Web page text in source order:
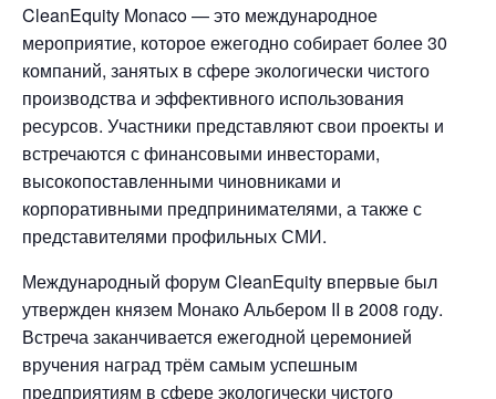
CleanEquity Monaco — это международное
мероприятие, которое ежегодно собирает более 30
компаний, занятых в сфере экологически чистого
производства и эффективного использования
ресурсов. Участники представляют свои проекты и
встречаются с финансовыми инвесторами,
высокопоставленными чиновниками и
корпоративными предпринимателями, а также с
представителями профильных СМИ.
Международный форум CleanEquity впервые был
утвержден князем Монако Альбером II в 2008 году.
Встреча заканчивается ежегодной церемонией
вручения наград трём самым успешным
предприятиям в сфере экологически чистого